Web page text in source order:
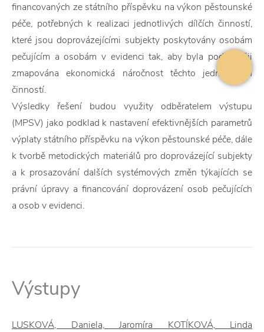
financovaných ze státního příspěvku na výkon pěstounské
péče, potřebných k realizaci jednotlivých dílčích činností,
které jsou doprovázejícími subjekty poskytovány osobám
pečujícím a osobám v evidenci tak, aby byla podrobněji
zmapována ekonomická náročnost těchto jednotlivých
činností.
Výsledky řešení budou využity odběratelem výstupu
(MPSV) jako podklad k nastavení efektivnějších parametrů
výplaty státního příspěvku na výkon pěstounské péče, dále
k tvorbě metodických materiálů pro doprovázející subjekty
a k prosazování dalších systémových změn týkajících se
právní úpravy a financování doprovázení osob pečujících
a osob v evidenci.
Výstupy
LUSKOVÁ, Daniela, Jaromíra KOTÍKOVÁ, Linda